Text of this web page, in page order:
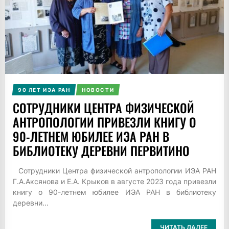
90 ЛЕТ ИЭА РАН НОВОСТИ
СОТРУДНИКИ ЦЕНТРА ФИЗИЧЕСКОЙ
АНТРОПОЛОГИИ ПРИВЕЗЛИ КНИГУ О
90-ЛЕТНЕМ ЮБИЛЕЕ ИЭА РАН В
БИБЛИОТЕКУ ДЕРЕВНИ ПЕРВИТИНО
Сотрудники Центра физической антропологии ИЭА РАН
Г.А.Аксянова и Е.А. Крыков в августе 2023 года привезли
книгу о 90-летнем юбилее ИЭА РАН в библиотеку
деревни...
ЧИТАТЬ ДАЛЕЕ